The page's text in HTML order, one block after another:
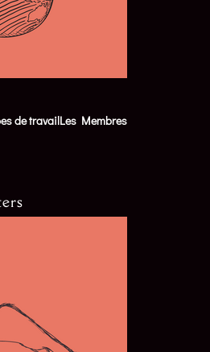
de travailLes Membres